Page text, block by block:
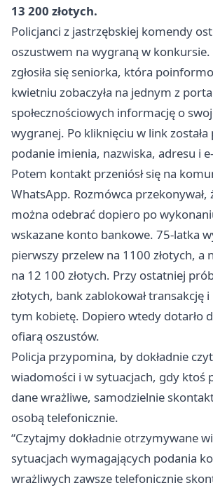
13 200 złotych.
Policjanci z jastrzębskiej komendy
oszustwem na wygraną w
zgłosiła się seniorka, która
kwietniu zobaczyła na jednym z
społecznościowych informację o
wygranej. Po kliknięciu w link
podanie imienia, nazwiska, adresu i
Potem kontakt przeniósł się na
WhatsApp. Rozmówca przekonywał,
można odebrać dopiero po
wskazane konto bankowe. 75-latka
pierwszy przelew na 1100 złotych, a
na 12 100 złotych. Przy ostatniej
złotych, bank zablokował transakcję
tym kobietę. Dopiero wtedy dotarło
ofiarą oszustów.
Policja przypomina, by dokładnie
wiadomości i w sytuacjach, gdy ktoś
dane wrażliwe, samodzielnie
osobą telefonicznie.
“Czytajmy dokładnie otrzymywane
sytuacjach wymagających podania
wrażliwych zawsze telefonicznie